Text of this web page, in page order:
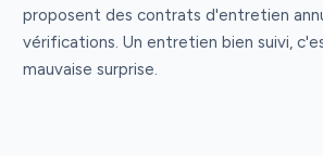
proposent des contrats d'entretien
vérifications. Un entretien bien suivi,
mauvaise surprise.